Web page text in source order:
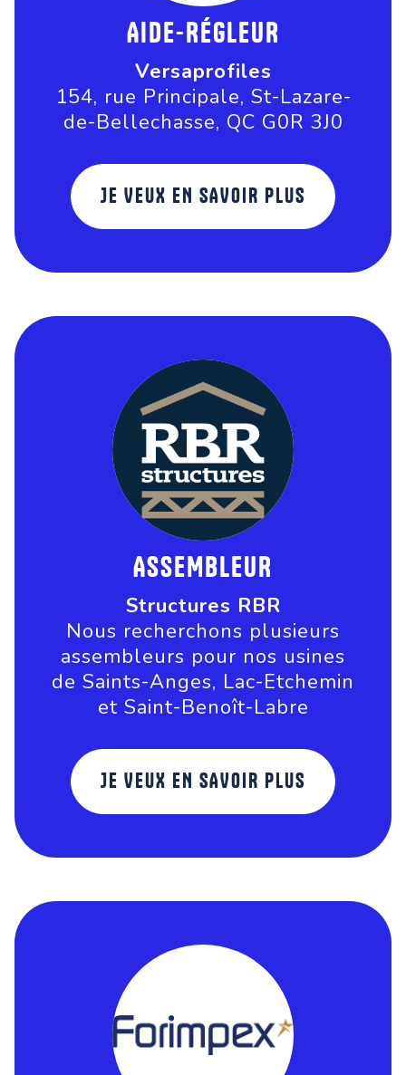
AIDE-RÉGLEUR
Versaprofiles
154, rue Principale, St-Lazare-
de-Bellechasse, QC G0R 3J0
JE VEUX EN SAVOIR PLUS
ASSEMBLEUR
Structures RBR
Nous recherchons plusieurs
assembleurs pour nos usines
de Saints-Anges, Lac-Etchemin
et Saint-Benoît-Labre
JE VEUX EN SAVOIR PLUS